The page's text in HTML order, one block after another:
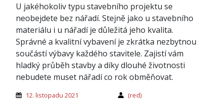
U jakéhokoliv typu stavebního projektu se
neobejdete bez nářadí. Stejně jako u stavebního
materiálu i u nářadí je důležitá jeho kvalita.
Správné a kvalitní vybavení je zkrátka nezbytnou
součástí výbavy každého stavitele. Zajistí vám
hladký průběh stavby a díky dlouhé životnosti
nebudete muset nářadí co rok obměňovat.
12. listopadu 2021 (red)